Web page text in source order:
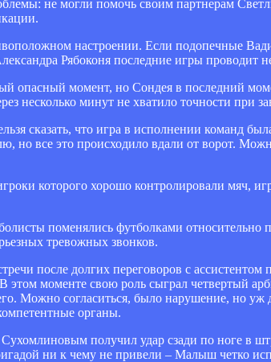
не могли помочь своим партнерам
настроении. Если подопечные
Рябоконя последние игры проводит
опасный момент, но Сондея в последний
несколько минут не хватило точности при
сказать, что игра в исполнении команд
но все это происходило вдали от ворот.
которого хорошо контролировали мяч,
поменялись футболками относительно
тревожных звонков.
после долгих переговоров с
этом моменте свою роль сыграл четвертый
Можно согласиться, было нарушение, но уж
органы.
получил удар сзади по ноге в
ни к чему не привели – Малыш четко